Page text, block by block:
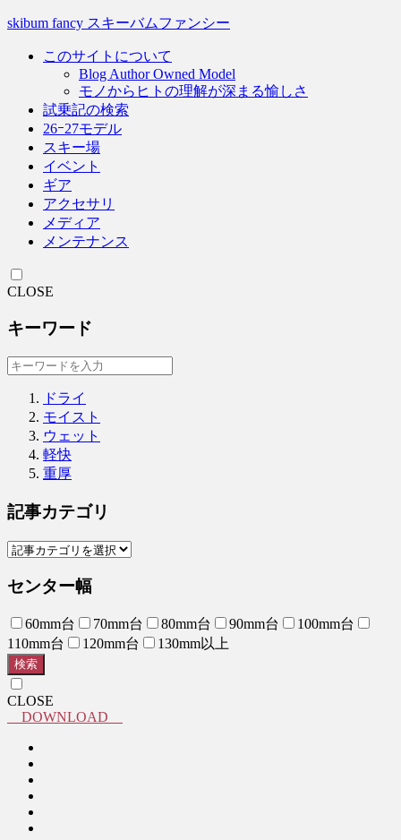
skibum fancy スキーバムファンシー
このサイトについて
Blog Author Owned Model
モノからヒトの理解が深まる愉しさ
試乗記の検索
26ｰ27モデル
スキー場
イベント
ギア
アクセサリ
メディア
メンテナンス
CLOSE
キーワード
ドライ
モイスト
ウェット
軽快
重厚
記事カテゴリ
センター幅
60mm台 70mm台 80mm台 90mm台
100mm台
110mm台
120mm台 130mm以上
検索
CLOSE
DOWNLOAD